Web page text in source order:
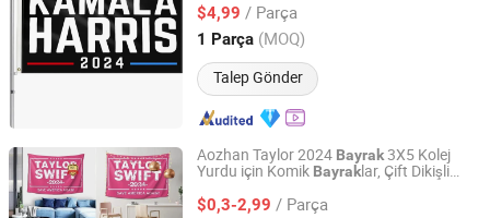
$4,99 / Parça
1 Parça (MOQ)
Talep Gönder
Fujian, China Fiyat 2023
Aozhan Taylor 2024 Bayrak3X5 Kolej
Yurdu için Komik Bayraklar, Çift Dikişli
Grometler ile
$0,3-2,99 / Parça
Linyi Aozhan Import and Export Co., Ltd.